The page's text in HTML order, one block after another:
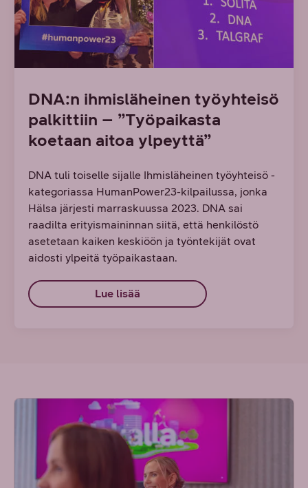
DNA:n ihmisläheinen työyhteisö
palkittiin – ”Työpaikasta
koetaan aitoa ylpeyttä”
DNA tuli toiselle sijalle Ihmisläheinen työyhteisö -
kategoriassa HumanPower23-kilpailussa, jonka
Hälsa järjesti marraskuussa 2023. DNA sai
raadilta erityismaininnan siitä, että henkilöstö
asetetaan kaiken keskiöön ja työntekijät ovat
aidosti ylpeitä työpaikastaan.
Lue lisää